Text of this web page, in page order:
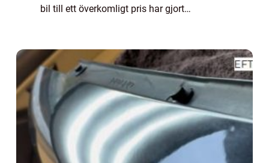
bil till ett överkomligt pris har gjort